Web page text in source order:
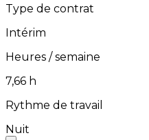
Type de contrat
Intérim
Heures / semaine
⁨7,66⁩ h
Rythme de travail
Nuit